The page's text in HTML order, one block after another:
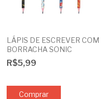
LÁPIS DE ESCREVER COM
BORRACHA SONIC
R$5,99
Comprar